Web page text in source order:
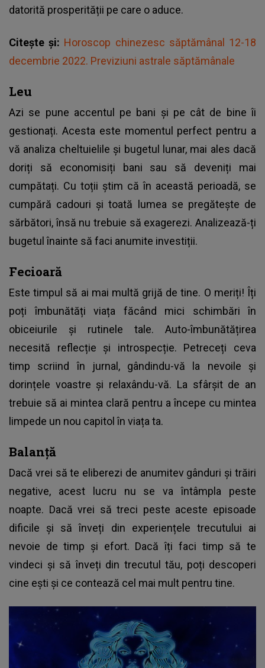
datorită prosperității pe care o aduce.
Citește și: Horoscop chinezesc săptămânal 12-18
decembrie 2022. Previziuni astrale săptămânale
Leu
Azi se pune accentul pe bani și pe cât de bine îi
gestionați. Acesta este momentul perfect pentru a
vă analiza cheltuielile și bugetul lunar, mai ales dacă
doriți să economisiți bani sau să deveniți mai
cumpătați. Cu toții știm că în această perioadă, se
cumpără cadouri și toată lumea se pregătește de
sărbători, însă nu trebuie să exagerezi. Analizează-ți
bugetul înainte să faci anumite investiții.
Fecioară
Este timpul să ai mai multă grijă de tine. O meriți! Îți
poți îmbunătăți viața făcând mici schimbări în
obiceiurile și rutinele tale. Auto-îmbunătățirea
necesită reflecție și introspecție. Petreceți ceva
timp scriind în jurnal, gândindu-vă la nevoile și
dorințele voastre și relaxându-vă. La sfârșit de an
trebuie să ai mintea clară pentru a începe cu mintea
limpede un nou capitol în viața ta.
Balanță
Dacă vrei să te eliberezi de anumitev gânduri și trăiri
negative, acest lucru nu se va întâmpla peste
noapte. Dacă vrei să treci peste aceste episoade
dificile și să înveți din experiențele trecutului ai
nevoie de timp și efort. Dacă îți faci timp să te
vindeci și să înveți din trecutul tău, poți descoperi
cine ești și ce contează cel mai mult pentru tine.